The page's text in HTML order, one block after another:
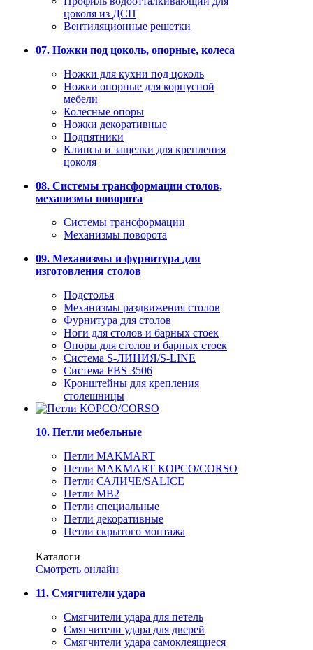
цоколя из ДСП
Вентиляционные решетки
07. Ножки под цоколь, опорные, колеса
Ножки для кухни под цоколь
Ножки опорные для корпусной
мебели
Колесные опоры
Ножки декоративные
Подпятники
Клипсы и защелки для крепления
цоколя
08. Системы трансформации столов,
механизмы поворота
Системы трансформации
Механизмы поворота
09. Механизмы и фурнитура для
изготовления столов
Подстолья
Механизмы раздвижения столов
Фурнитура для столов
Ноги для столов и барных стоек
Опоры для столов и барных стоек
Система S-ЛИНИЯ/S-LINE
Система FBS 3506
Кронштейны для крепления
столешницы
10. Петли мебельные
Петли MAKMART
Петли MAKMART КОРСО/CORSO
Петли САЛИЧЕ/SALICE
Петли MB2
Петли специальные
Петли декоративные
Петли скрытого монтажа
Каталоги
Смотреть онлайн
11. Смягчители удара
Смягчители удара для петель
Смягчители удара для дверей
Cмягчители удара самоклеящиеся